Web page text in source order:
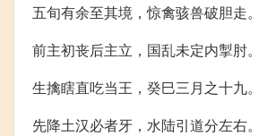
五旬有余至其境，惊禽骇兽破胆走。
前主初丧后主立，国乱未定内掣肘。
生擒瞎直吃当王，癸巳三月之十九。
先降土汉必者牙，水陆引道分左右。